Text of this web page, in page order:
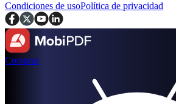
Condiciones de usoPolítica de privacidad
Comprar